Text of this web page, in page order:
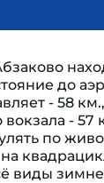
до
- 58
- 57
по
виды